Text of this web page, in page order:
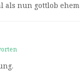
als nun gottlob